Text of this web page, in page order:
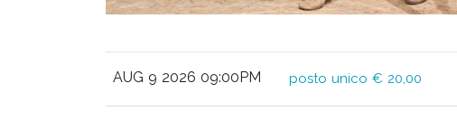
AUG 9 2026 09:00PM posto unico € 20,00